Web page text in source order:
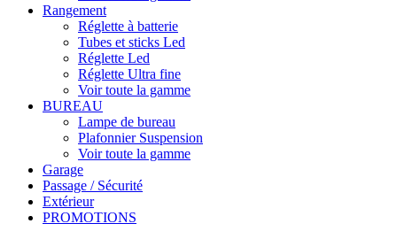
Rangement
Réglette à batterie
Tubes et sticks Led
Réglette Led
Réglette Ultra fine
Voir toute la gamme
BUREAU
Lampe de bureau
Plafonnier Suspension
Voir toute la gamme
Garage
Passage / Sécurité
Extérieur
PROMOTIONS